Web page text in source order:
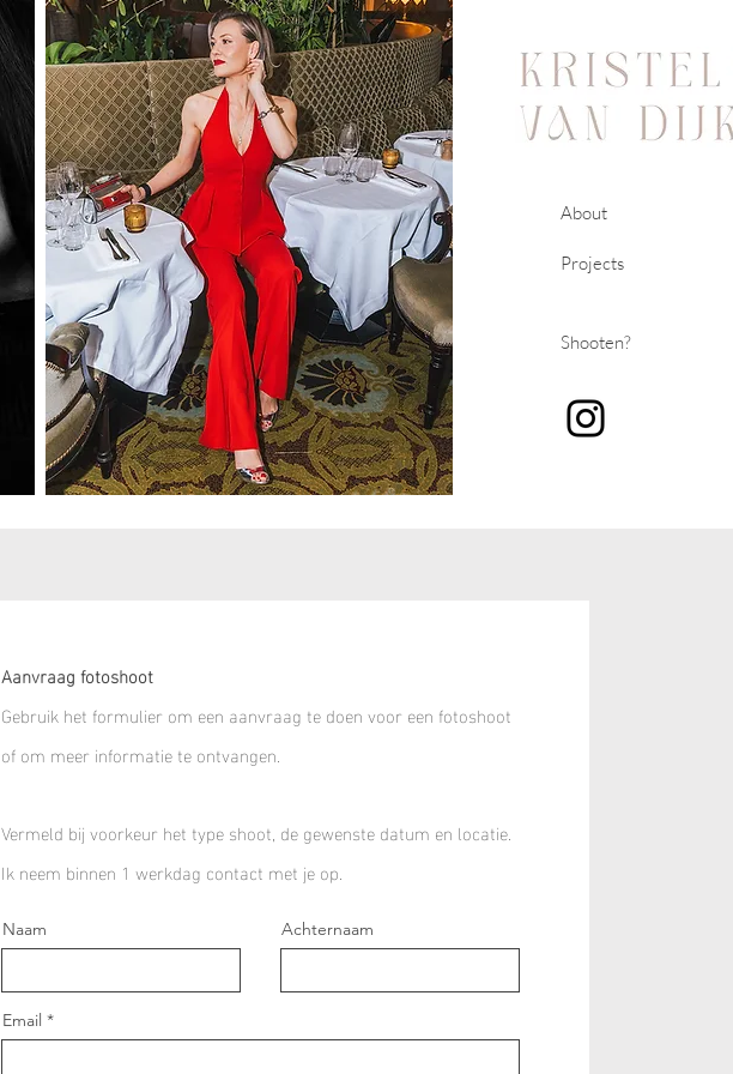
About
Projects
Shooten?
Aanvraag fotoshoot
Gebruik het formulier om een aanvraag te doen voor een fotoshoot
of om meer informatie te ontvangen.
Vermeld bij voorkeur het type shoot, de gewenste datum en locatie.
Ik neem binnen 1 werkdag contact met je op.
Naam Achternaam
Email